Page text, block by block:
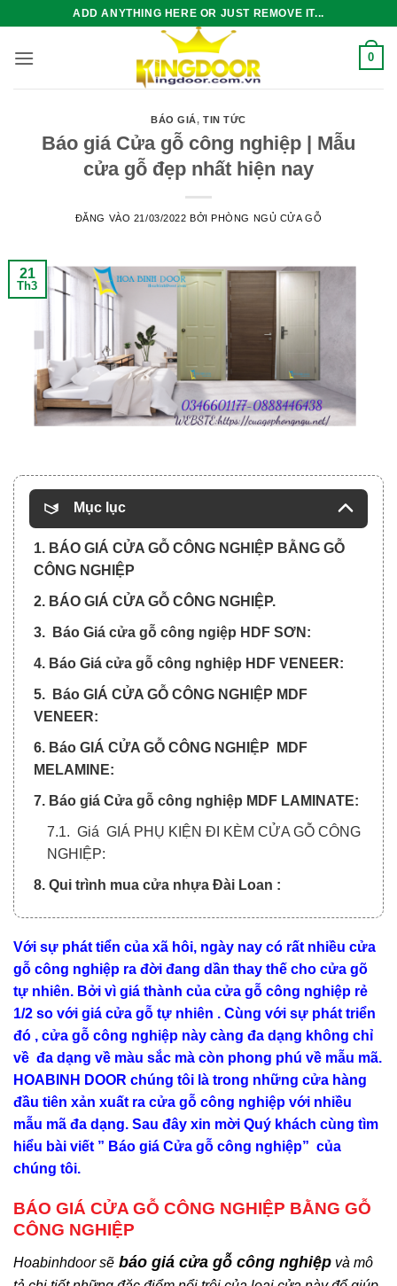
nội
ADD ANYTHING HERE OR JUST REMOVE IT...
0
BÁO GIÁ,TIN TỨC
Báo giá Cửa gỗ công nghiệp | Mẫu
cửa gỗ đẹp nhất hiện nay
ĐĂNG VÀO 21/03/2022 BỞIPHÒNG NGỦ CỬA GỖ
21
Th3
Mục lục
1. BÁO GIÁ CỬA GỖ CÔNG NGHIỆP BẰNG GỖ
CÔNG NGHIỆP
2. BÁO GIÁ CỬA GỖ CÔNG NGHIỆP.
3. Báo Giá cửa gỗ công ngiệp HDF SƠN:
4. Báo Giá cửa gỗ công nghiệp HDF VENEER:
5. Báo GIÁ CỬA GỖ CÔNG NGHIỆP MDF
VENEER:
6. Báo GIÁ CỬA GỖ CÔNG NGHIỆP MDF
MELAMINE:
7. Báo giá Cửa gỗ công nghiệp MDF LAMINATE:
7.1. Giá GIÁ PHỤ KIỆN ĐI KÈM CỬA GỖ CÔNG
NGHIỆP:
8. Qui trình mua cửa nhựa Đài Loan :
Với sự phát tiển của xã hôi, ngày nay có rất nhiều cửa
gỗ công nghiệp ra đời đang dần thay thế cho cửa gõ
tự nhiên. Bởi vì giá thành của cửa gỗ công nghiệp rẻ
1/2 so với giá cửa gỗ tự nhiên . Cùng với sự phát triển
đó , cửa gỗ công nghiệp này càng đa dạng không chỉ
về đa dạng về màu sắc mà còn phong phú về mẫu mã.
HOABINH DOOR chúng tôi là trong những cửa hàng
đầu tiên xản xuất ra cửa gỗ công nghiệp với nhiều
mẫu mã đa dạng. Sau đây xin mời Quý khách cùng tìm
hiểu bài viết ” Báo giá Cửa gỗ công nghiệp” của
chúng tôi.
BÁO GIÁ CỬA GỖ CÔNG NGHIỆP BẰNG GỖ
CÔNG NGHIỆP
Hoabinhdoor sẽ báo giá cửa gỗ công nghiệp và mô